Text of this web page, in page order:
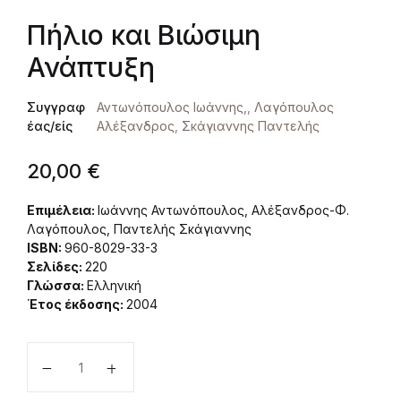
Πήλιο και Βιώσιμη
Ανάπτυξη
Συγγραφ
έας/είς
Αντωνόπουλος Ιωάννης,
Λαγόπουλος
Αλέξανδρος Σκάγιαννης Παντελής
20,00 €
Επιμέλεια: Ιωάννης Αντωνόπουλος, Αλέξανδρος-Φ.
Λαγόπουλος, Παντελής Σκάγιαννης
ISBN: 960-8029-33-3
Σελίδες: 220
Γλώσσα: Ελληνική
Έτος έκδοσης: 2004